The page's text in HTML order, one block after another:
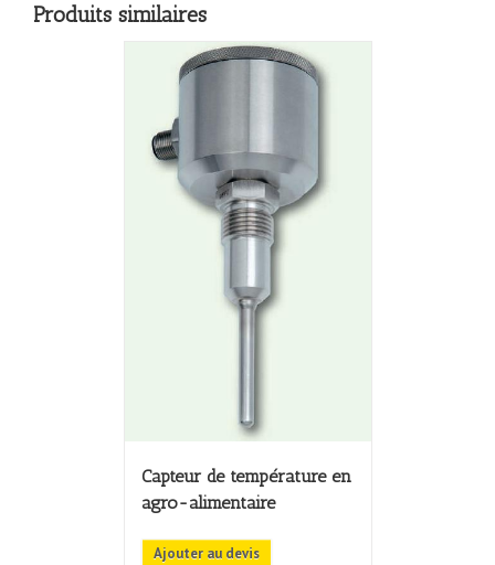
Produits similaires
Capteur de température en
agro-alimentaire
Ajouter au devis